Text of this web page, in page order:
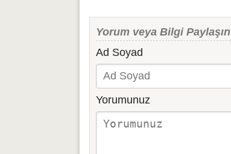
Yorum veya Bilgi Paylaşın
Ad Soyad
Yorumunuz